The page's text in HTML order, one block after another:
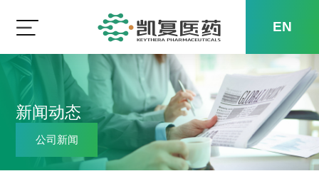
EN
新闻动态
公司新闻